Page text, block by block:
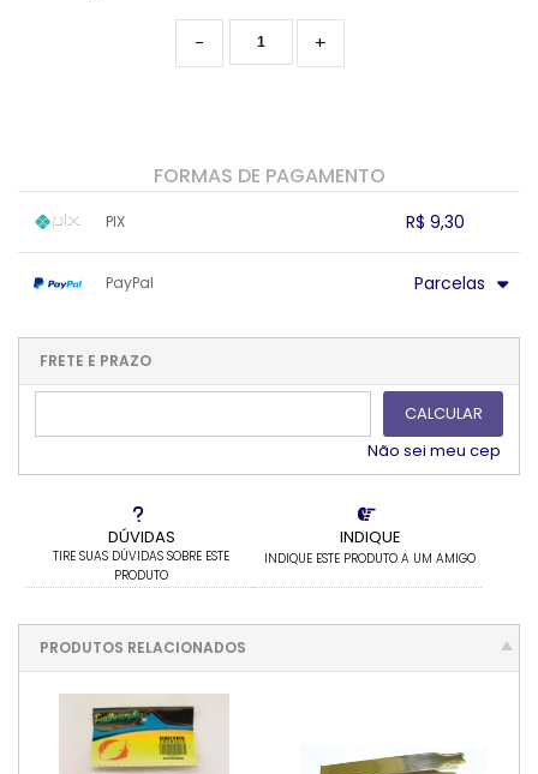
DÚVIDAS
TIRE SUAS DÚVIDAS SOBRE ESTE
PRODUTO
INDIQUE
INDIQUE ESTE PRODUTO A UM AMIGO
+
-
FORMAS DE PAGAMENTO
PIX R$ 9,30
.
PayPal Parcelas
...
....
FRETE E PRAZO
CALCULAR
Não sei meu cep
PRODUTOS RELACIONADOS